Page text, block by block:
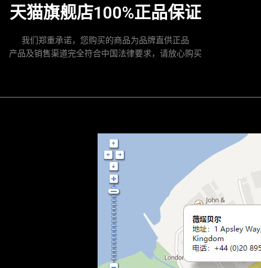
天猫旗舰店100%正品保证
我们郑重承诺，您购买的商品为品牌直供正品
产品及销售渠道完全符合中国法律要求，请放心购买